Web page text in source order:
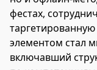
фестах,
элементом стал
включавший